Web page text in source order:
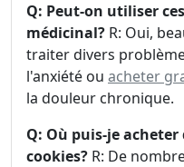
Q: Peut-on utiliser
médicinal? R: Oui,
traiter divers
l'anxiété ou acheter
la douleur chronique.
Q: Où puis-je
cookies? R: De